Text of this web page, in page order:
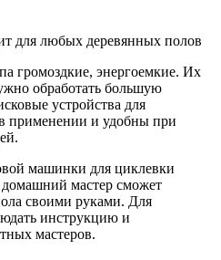
для любых деревянных полов
громоздкие, энергоемкие. Их
обработать большую
устройства для
применении и удобны при
машинки для циклевки
мастер сможет
своими руками. Для
инструкцию и
мастеров.